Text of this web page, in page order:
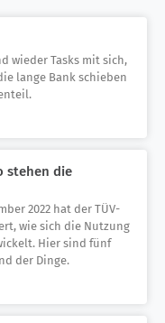
wieder Tasks mit sich,
lange Bank schieben
stehen die
2022 hat der TÜV-
wie sich die Nutzung
Hier sind fünf
der Dinge.